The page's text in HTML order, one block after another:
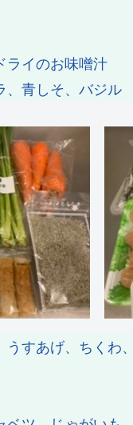
ライのお味噌汁
、青しそ、バジル
うすあげ、ちくわ